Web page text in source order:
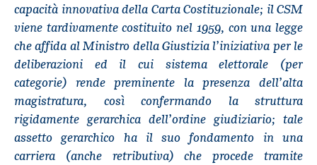
capacità innovativa della Carta Costituzionale; il CSM
viene tardivamente costituito nel 1959, con una legge
che affida al Ministro della Giustizia l’iniziativa per le
deliberazioni ed il cui sistema elettorale (per
categorie) rende preminente la presenza dell’alta
magistratura, così confermando la struttura
rigidamente gerarchica dell’ordine giudiziario; tale
assetto gerarchico ha il suo fondamento in una
carriera (anche retributiva) che procede tramite